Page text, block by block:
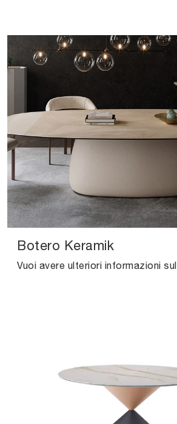
Botero Keramik